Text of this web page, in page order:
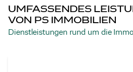
UMFASSENDES
VON PS IMMOBILIEN
Dienstleistungen rund um die